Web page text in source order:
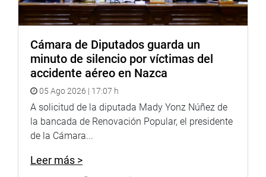
Cámara de Diputados guarda un
minuto de silencio por víctimas del
accidente aéreo en Nazca
05 Ago 2026 | 17:07 h
A solicitud de la diputada Mady Yonz Núñez de
la bancada de Renovación Popular, el presidente
de la Cámara...
Leer más >